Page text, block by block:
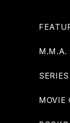
M.M.A.
SERIES
MOVIE